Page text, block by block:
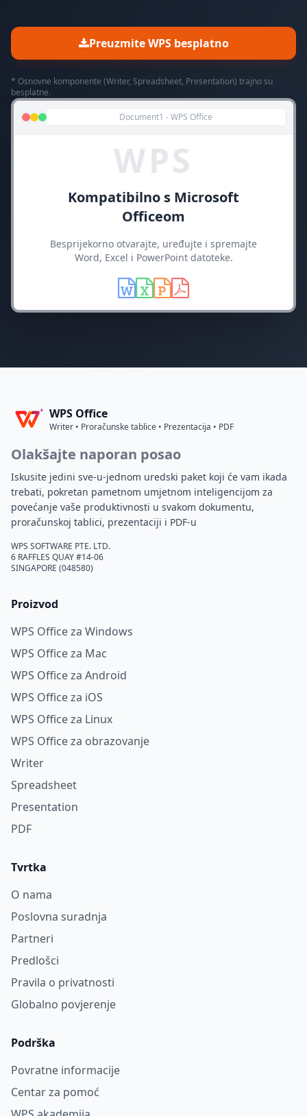
Preuzmite WPS besplatno
* Osnovne komponente (Writer, Spreadsheet, Presentation) trajno su
besplatne.
Document1 - WPS Office
WPS
Kompatibilno s Microsoft
Officeom
Besprijekorno otvarajte, uređujte i spremajte
Word, Excel i PowerPoint datoteke.
WPS Office
Writer • Proračunske tablice • Prezentacija • PDF
Olakšajte naporan posao
Iskusite jedini sve-u-jednom uredski paket koji će vam ikada
trebati, pokretan pametnom umjetnom inteligencijom za
povećanje vaše produktivnosti u svakom dokumentu,
proračunskoj tablici, prezentaciji i PDF-u
WPS SOFTWARE PTE. LTD.
6 RAFFLES QUAY #14-06
SINGAPORE (048580)
Proizvod
WPS Office za Windows
WPS Office za Mac
WPS Office za Android
WPS Office za iOS
WPS Office za Linux
WPS Office za obrazovanje
Writer
Spreadsheet
Presentation
PDF
Tvrtka
O nama
Poslovna suradnja
Partneri
Predlošci
Pravila o privatnosti
Globalno povjerenje
Podrška
Povratne informacije
Centar za pomoć